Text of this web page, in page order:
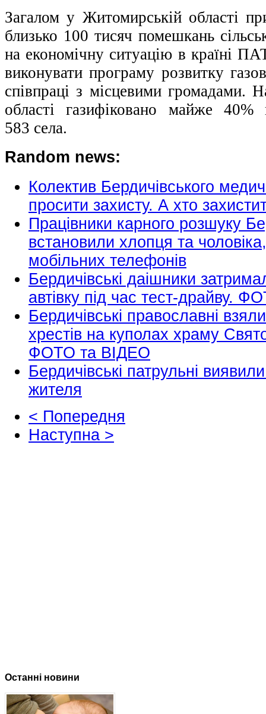
Загалом у Житомирській області
близько 100 тисяч помешкань
на економічну ситуацію в країні
виконувати програму розвитку
співпраці з місцевими громадами.
області газифіковано майже
583 села.
Random news:
Колектив Бердичівського
просити захисту. А хто
Працівники карного розшуку
встановили хлопця та
мобільних телефонів
Бердичівські даішники
автівку під час тест-драйву.
Бердичівські православні
хрестів на куполах храму
ФОТО та ВІДЕО
Бердичівські патрульні
жителя
< Попередня
Наступна >
Останні новини